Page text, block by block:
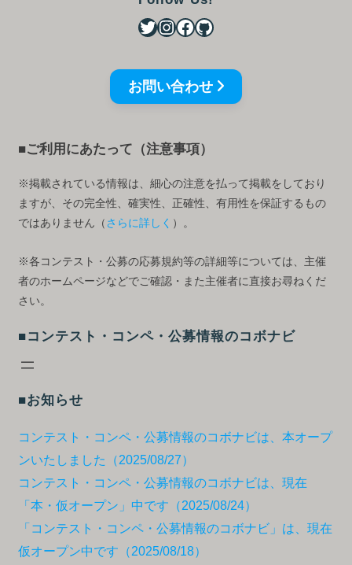
お問い合わせ
■ご利用にあたって（注意事項）
※掲載されている情報は、細心の注意を払って掲載をしており
ますが、その完全性、確実性、正確性、有用性を保証するもの
ではありません（ さらに詳しく ）。
※各コンテスト・公募の応募規約等の詳細等については、主催
者のホームページなどでご確認・また主催者に直接お尋ねくだ
さい。
■コンテスト・コンペ・公募情報のコボナビ
■お知らせ
コンテスト・コンペ・公募情報のコボナビは、本オープ
ンいたしました（2025/08/27）
コンテスト・コンペ・公募情報のコボナビは、現在
「本・仮オープン」中です（2025/08/24）
「コンテスト・コンペ・公募情報のコボナビ」は、現在
仮オープン中です（2025/08/18）